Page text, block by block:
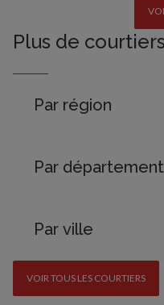
Plus de
Par région
Par département
Par ville
VOIR TOUS LES COURTIERS